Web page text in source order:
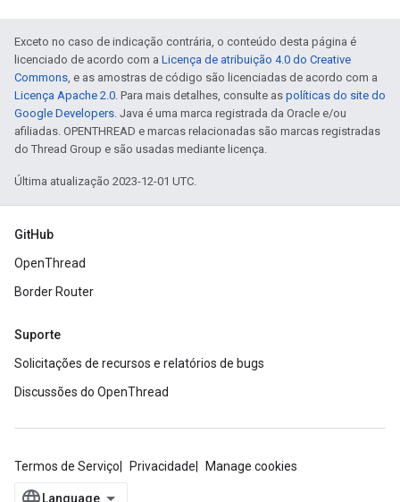
Exceto no caso de indicação contrária, o conteúdo desta página é
licenciado de acordo com a Licença de atribuição 4.0 do Creative
Commons, e as amostras de código são licenciadas de acordo com a
Licença Apache 2.0. Para mais detalhes, consulte as políticas do site do
Google Developers. Java é uma marca registrada da Oracle e/ou
afiliadas. OPENTHREAD e marcas relacionadas são marcas registradas
do Thread Group e são usadas mediante licença.
Última atualização 2023-12-01 UTC.
GitHub
OpenThread
Border Router
Suporte
Solicitações de recursos e relatórios de bugs
Discussões do OpenThread
Termos de Serviço Privacidade Manage cookies